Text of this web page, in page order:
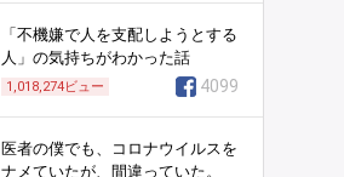
「不機嫌で人を支配しようとする
人」の気持ちがわかった話
1,018,274ビュー 4099
医者の僕でも、コロナウイルスを
ナメていたが、間違っていた。